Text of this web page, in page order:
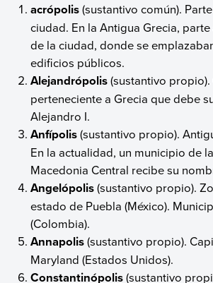
acrópolis(sustantivo común).
ciudad. En la Antigua Grecia,
de la ciudad, donde se
edificios públicos.
Alejandrópolis(sustantivo
perteneciente a Grecia que debe
Alejandro I.
Anfípolis(sustantivo propio).
En la actualidad, un municipio de
Macedonia Central recibe su
Angelópolis(sustantivo propio).
estado de Puebla (México).
(Colombia).
Annapolis(sustantivo propio).
Maryland (Estados Unidos).
Constantinópolis(sustantivo